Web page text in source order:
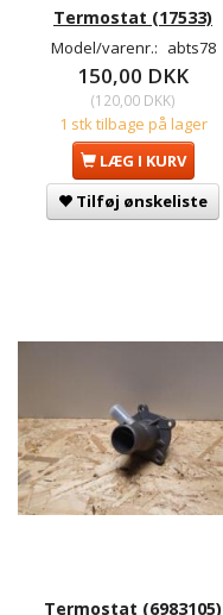
Termostat (17533)
Model/varenr.: abts78
150,00 DKK
(120,00 DKK)
1 stk tilbage på lager
LÆG I KURV
Tilføj ønskeliste
Termostat (6983105)